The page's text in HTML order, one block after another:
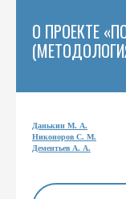
О ПРОЕКТЕ
Данькин М. А.
Никоноров С. М.
Дементьев А. А.